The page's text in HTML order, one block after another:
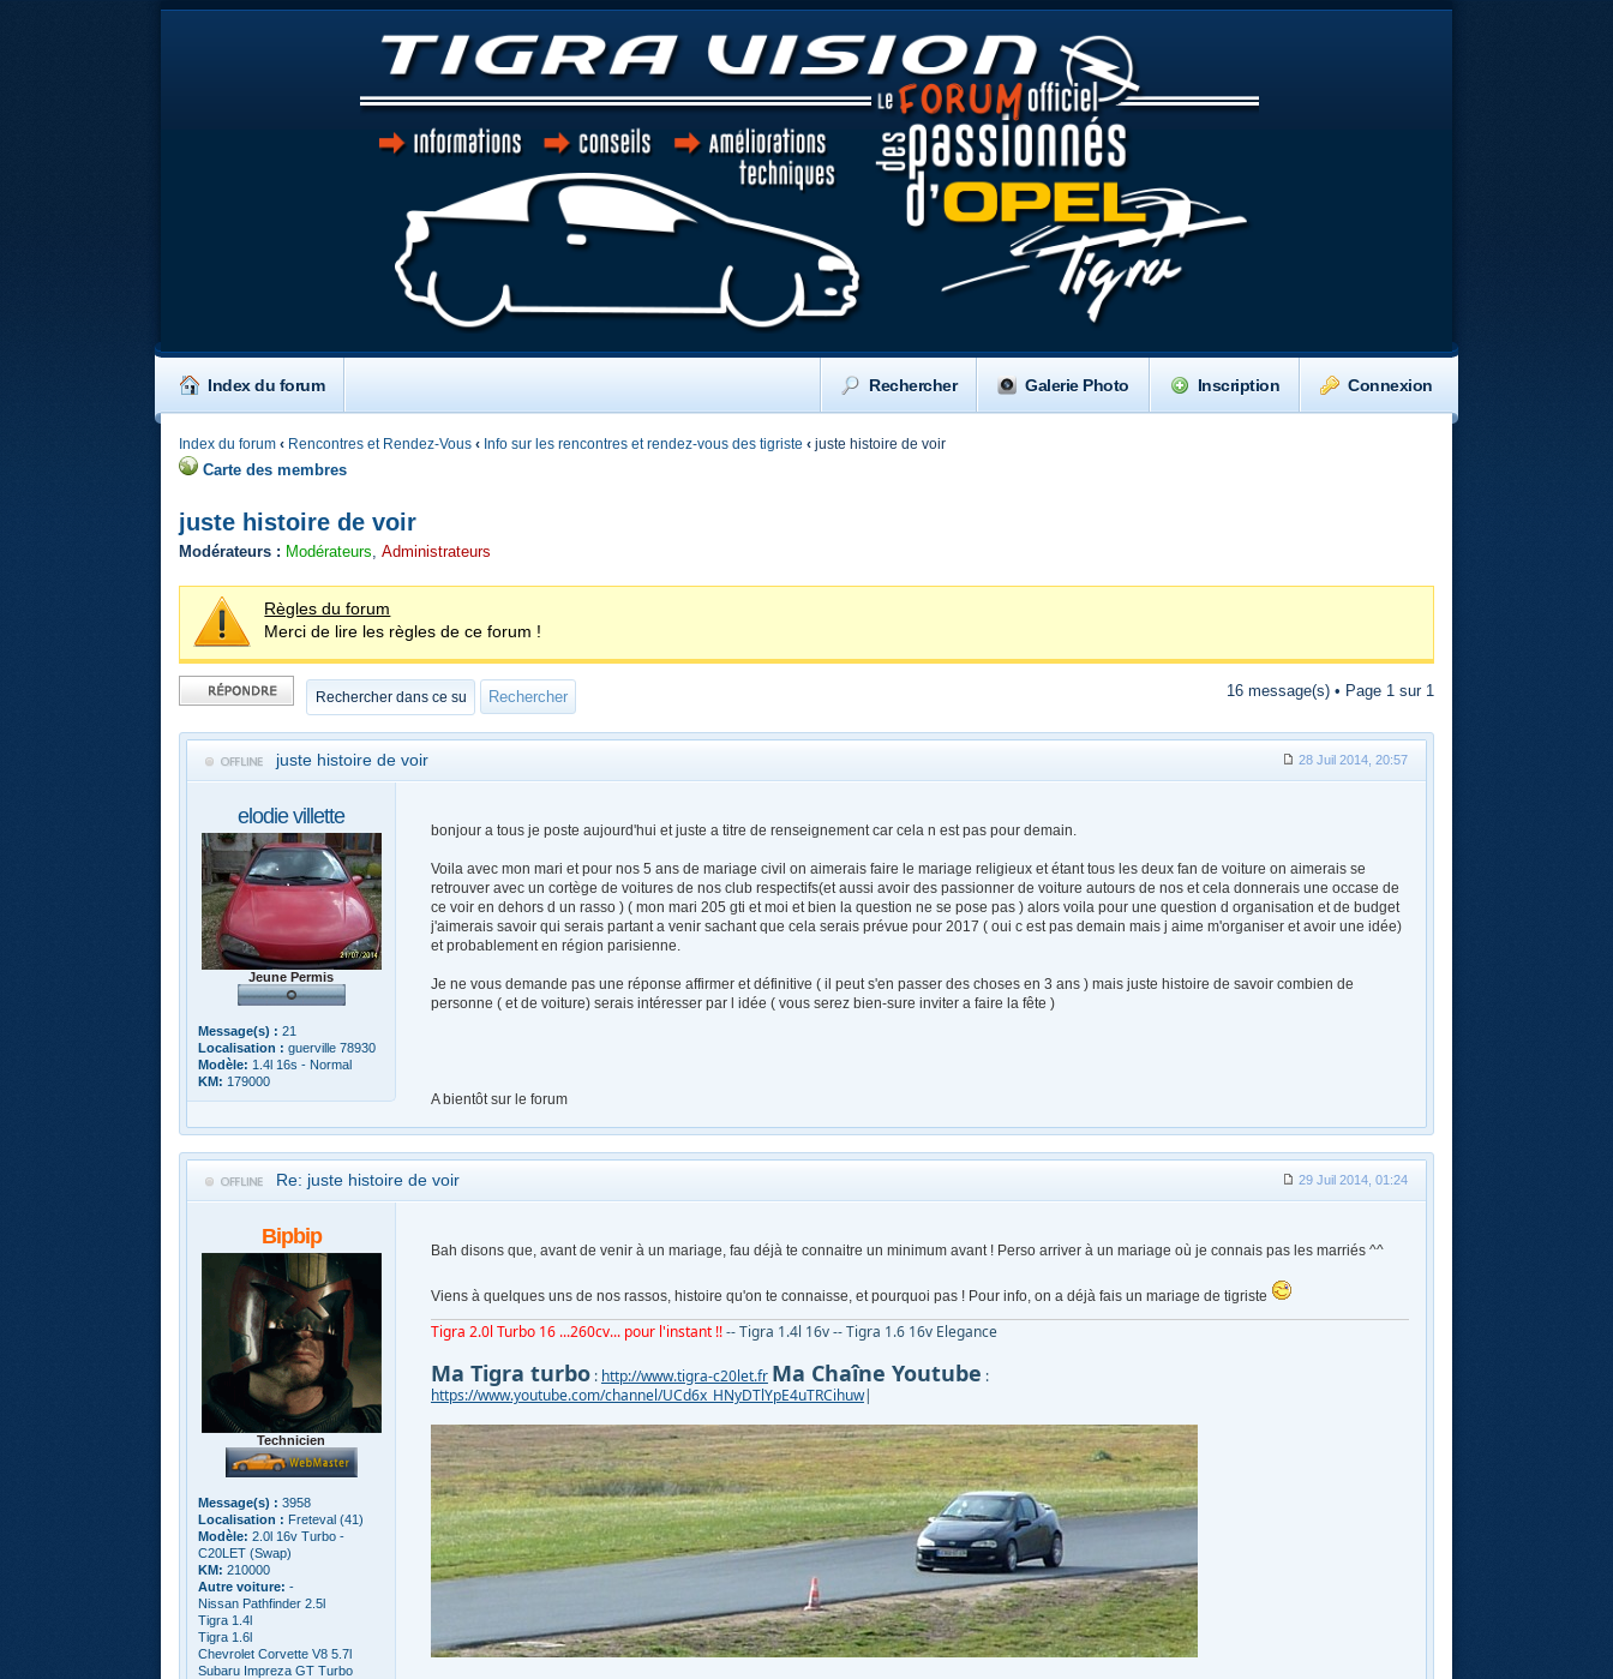
Index du forum Connexion
Inscription
Galerie Photo
Rechercher
Index du forum ‹ Rencontres et Rendez-Vous ‹ Info sur les rencontres et rendez-vous des tigriste ‹ juste histoire de voir
Carte des membres
juste histoire de voir
Modérateurs : Modérateurs ,Administrateurs
Règles du forum
Merci de lire les règles de ce forum !
Publier une
réponse
16 message(s) • Page 1 sur 1
juste histoire de voir 28 Juil 2014, 20:57
elodie villette
Jeune Permis
Message(s) : 21
Localisation : guerville 78930
Modèle: 1.4l 16s - Normal
KM: 179000
bonjour a tous je poste aujourd'hui et juste a titre de renseignement car cela n est pas pour demain.
Voila avec mon mari et pour nos 5 ans de mariage civil on aimerais faire le mariage religieux et étant tous les deux fan de voiture on aimerais se
retrouver avec un cortège de voitures de nos club respectifs(et aussi avoir des passionner de voiture autours de nos et cela donnerais une occase de
ce voir en dehors d un rasso ) ( mon mari 205 gti et moi et bien la question ne se pose pas ) alors voila pour une question d organisation et de budget
j'aimerais savoir qui serais partant a venir sachant que cela serais prévue pour 2017 ( oui c est pas demain mais j aime m'organiser et avoir une idée)
et probablement en région parisienne.
Je ne vous demande pas une réponse affirmer et définitive ( il peut s'en passer des choses en 3 ans ) mais juste histoire de savoir combien de
personne ( et de voiture) serais intéresser par l idée ( vous serez bien-sure inviter a faire la fête )
A bientôt sur le forum
Re: juste histoire de voir 29 Juil 2014, 01:24
Bipbip
Technicien
Message(s) : 3958
Localisation : Freteval (41)
Modèle: 2.0l 16v Turbo -
C20LET (Swap)
KM: 210000
Autre voiture: -
Nissan Pathfinder 2.5l
Tigra 1.4l
Tigra 1.6l
Chevrolet Corvette V8 5.7l
Subaru Impreza GT Turbo
Bah disons que, avant de venir à un mariage, fau déjà te connaitre un minimum avant ! Perso arriver à un mariage où je connais pas les marriés ^^
Viens à quelques uns de nos rassos, histoire qu'on te connaisse, et pourquoi pas ! Pour info, on a déjà fais un mariage de tigriste
Tigra 2.0l Turbo 16 ...260cv... pour l'instant !!-- Tigra 1.4l 16v -- Tigra 1.6 16v Elegance
Ma Tigra turbo: http://www.tigra-c20let.fr Ma Chaîne Youtube :
https://www.youtube.com/channel/UCd6x_HNyDTlYpE4uTRCihuw|